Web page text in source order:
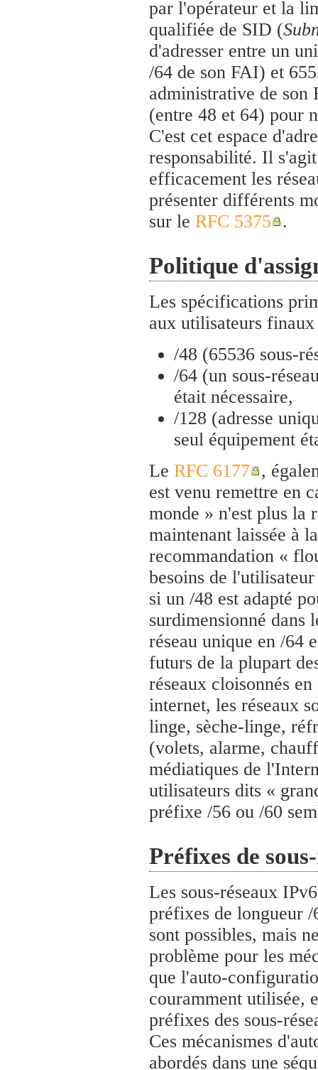
par l'opérateur et la
qualifiée de SID (
d'adresser entre un
/64 de son FAI) et
administrative de son
(entre 48 et 64) pour
C'est cet espace
responsabilité. Il
efficacement les
présenter différents
sur le RFC 5375 .
Politique
Les spécifications
aux utilisateurs
/48 (65536 sous-
/64 (un sous-
était nécessaire,
/128 (adresse
seul équipement
Le RFC 6177 ,
est venu remettre en
monde » n'est plus
maintenant laissée à
recommandation «
besoins de
si un /48 est adapté
surdimensionné dans
réseau unique en /64
futurs de la plupart
réseaux cloisonnés
internet, les réseaux
linge, sèche-linge,
(volets, alarme,
médiatiques de
utilisateurs dits «
préfixe /56 ou /60
Préfixes de
Les sous-réseaux
préfixes de longueur
sont possibles, mais
problème pour les
que l'auto-
couramment utilisée,
préfixes des sous-
Ces mécanismes
abordés dans une